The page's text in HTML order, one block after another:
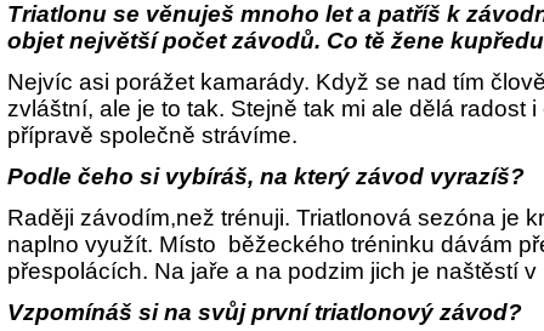
Triatlonu se věnuješ mnoho let a patříš k
objet největší počet závodů. Co tě žene
Nejvíc asi porážet kamarády. Když se nad tím
zvláštní, ale je to tak. Stejně tak mi ale dělá radost
přípravě společně strávíme.
Podle čeho si vybíráš, na který závod vyrazíš?
Raději závodím,než trénuji. Triatlonová sezóna je
naplno využít. Místo běžeckého tréninku dávám
přespolácích. Na jaře a na podzim jich je naštěstí
Vzpomínáš si na svůj první triatlonový závod?